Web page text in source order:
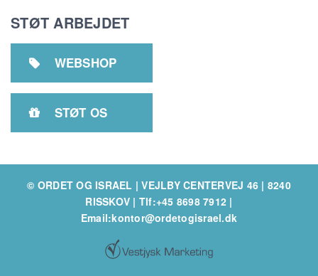
STØT ARBEJDET
 WEBSHOP
 STØT OS
© ORDET OG ISRAEL | VEJLBY CENTERVEJ 46 | 8240
RISSKOV | Tlf:+45 8698 7912 |
Email:kontor@ordetogisrael.dk